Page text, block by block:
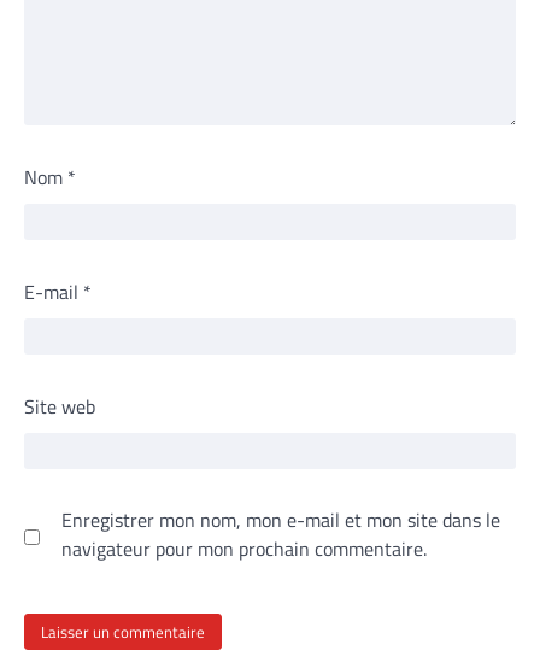
Nom *
E-mail *
Site web
Enregistrer mon nom, mon e-mail et mon site dans le
navigateur pour mon prochain commentaire.